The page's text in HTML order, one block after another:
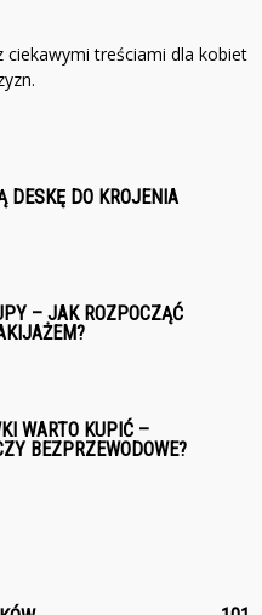
ciekawymi treściami dla kobiet
DESKĘ DO KROJENIA
– JAK ROZPOCZĄĆ
WARTO KUPIĆ –
BEZPRZEWODOWE?